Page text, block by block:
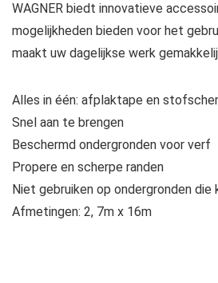
WAGNER biedt innovatieve
mogelijkheden bieden voor het
maakt uw dagelijkse werk
Alles in één: afplaktape en
Snel aan te brengen
Beschermd ondergronden voor verf
Propere en scherpe randen
Niet gebruiken op ondergronden die
Afmetingen: 2, 7m x 16m